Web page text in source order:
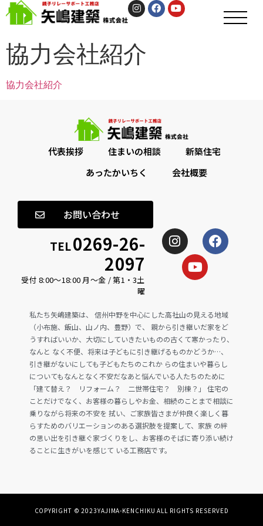
協力会社紹介
協力会社紹介
代表挨拶 住まいの相談
新築住宅
あったかいちく
会社概要
お問い合わせ
TEL0269-26-
2097
受付 8:00〜18:00 月〜金 / 第1・3土
曜
私たち矢嶋建築は、 信州中野を中心にした高社山の見える地域
（小布施、飯山、山ノ内、豊野）で、 親から引き継いだ家をど
うすればいいか、大切にしていきたいものの古くて寒かったり、
なんと なく不便、将来は子どもに引き継げるものかどうか…、
引き継がないにしても子どもたちのこれか らの住まいや暮らし
についてもなんとなく不安だなあと悩んでいる人たちのために
「建て替え？ リフォーム？ 二世帯住宅？ 別棟？」 住宅の
ことだけでなく、お客様の暮らしやお金、相続のことまで相談に
乗りながら将来の不安を 拭い、ご家族皆さまが仲良く楽しく暮
らすためのバリエーションのある選択肢を提案して、家族 の絆
の思い出を引き継ぐ家づくりをし、お客様のそばに寄り添い続け
ることに生きがいを感じて いる工務店です。
COPYRIGHT © 2023YAJIMA-KENCHIKU ALL RIGHTS RESERVED